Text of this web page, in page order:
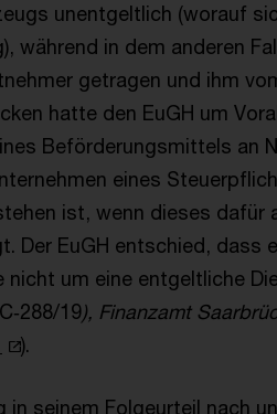
unentgeltlich (worauf
während in dem anderen
getragen und ihm
hatte den EuGH um
Beförderungsmittels an
eines
ist, wenn dieses dafür
Der EuGH entschied, dass
nicht um eine entgeltliche
19), Finanzamt
).
in seinem Folgeurteil nach